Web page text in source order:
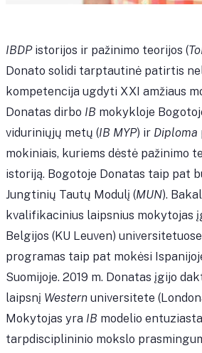
IBDPistorijos ir pažinimo teorijos (
Donato solidi tarptautinė patirtis
kompetencija ugdyti XXI amžiaus
Donatas dirbo IB mokykloje
viduriniųjų metų (IB MYP) ir Diploma
mokiniais, kuriems dėstė pažinimo
istoriją. Bogotoje Donatas taip pat
Jungtinių Tautų Modulį (MUN).
kvalifikacinius laipsnius mokytojas
Belgijos (KU Leuven)
programas taip pat mokėsi
Suomijoje. 2019 m. Donatas įgijo
laipsnį Western universitete
Mokytojas yra IB modelio
tarpdisciplininio mokslo